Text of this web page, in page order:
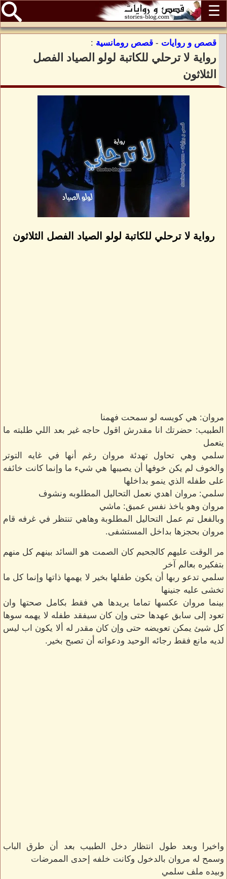
☰
قصص و روايات - قصص رومانسية :
رواية لا ترحلي للكاتبة لولو الصياد الفصل
الثلاثون
رواية لا ترحلي للكاتبة لولو الصياد الفصل الثلاثون
مروان: هي كويسه لو سمحت فهمنا
الطبيب: حضرتك انا مقدرش اقول حاجه غير بعد اللي طلبته ما
يتعمل
سلمي وهي تحاول تهدئة مروان رغم أنها في غايه التوتر
والخوف لم يكن خوفها أن يصيبها هي شيء ما وإنما كانت خائفه
على طفله الذي ينمو بداخلها
سلمي: مروان اهدي نعمل التحاليل المطلوبه ونشوف
مروان وهو ياخذ نفس عميق: ماشي
وبالفعل تم عمل التحاليل المطلوبة وهاهي تنتظر في غرفه قام
مروان بحجزها بداخل المستشفى.
مر الوقت عليهم كالجحيم كان الصمت هو السائد بينهم كل منهم
بتفكيره بعالم آخر
سلمي تدعو ربها أن يكون طفلها بخير لا يهمها ذاتها وإنما كل ما
تخشى عليه جنينها
بينما مروان عكسها تماما يريدها هي فقط بكامل صحتها وان
تعود إلى سابق عهدها حتى وإن كان سيفقد طفله لا يهمه سوها
كل شيئ يمكن تعويضه حتى وإن كان مقدر له ألا يكون اب ليس
لديه مانع فقط رجائه الوحيد ودعواته أن تصبح بخير.
واخيرا وبعد طول انتظار دخل الطبيب بعد أن طرق الباب
وسمح له مروان بالدخول وكانت خلفه إحدى الممرضات
وبيده ملف سلمي